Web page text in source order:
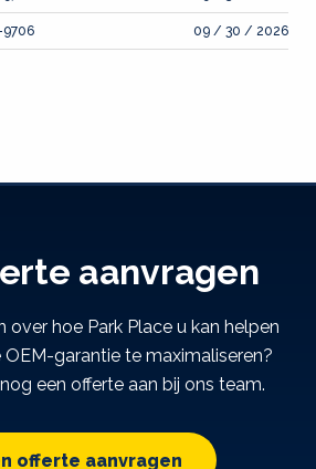
9706 09 / 30 / 2026
aanvragen
over hoe Park Place u kan helpen
garantie te maximaliseren?
een offerte aan bij ons team.
offerte aanvragen